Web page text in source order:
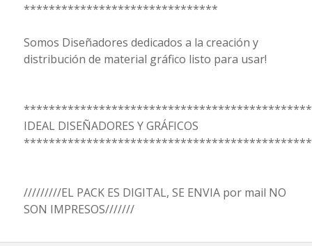
*******************************
Somos Diseñadores dedicados a la creación y
distribución de material gráfico listo para usar!
IDEAL DISEÑADORES Y GRÁFICOS
/////////EL PACK ES DIGITAL, SE ENVIA por mail NO
SON IMPRESOS///////